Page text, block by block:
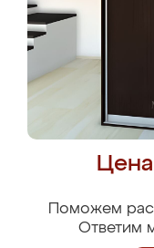
Поможем
Ответим